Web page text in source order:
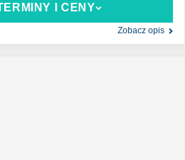
I CENY
Zobacz opis